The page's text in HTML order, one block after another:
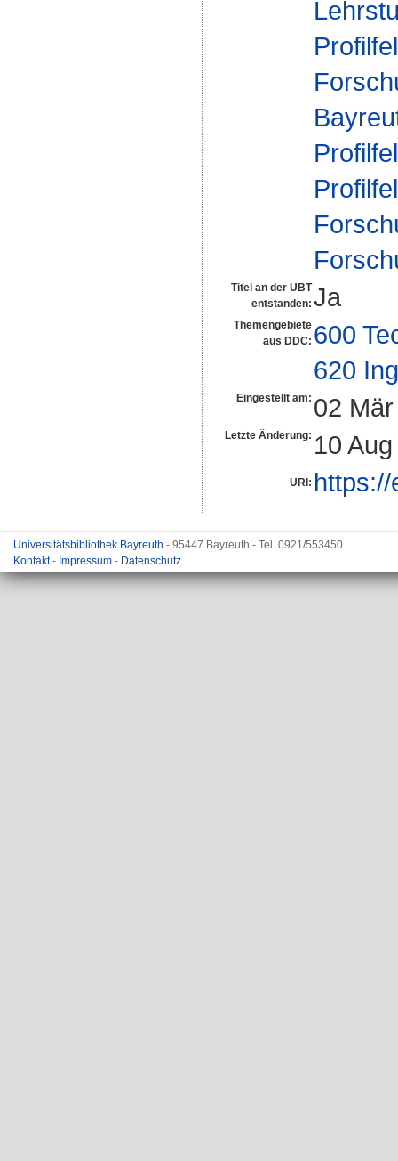
Titel an der UBT
entstanden: Ja
Themengebiete
aus DDC: 600
620
Eingestellt am: 02
Letzte Änderung: 10
URI:
Universitätsbibliothek Bayreuth - 95447 Bayreuth - Tel. 0921/553450
Kontakt- Impressum - Datenschutz